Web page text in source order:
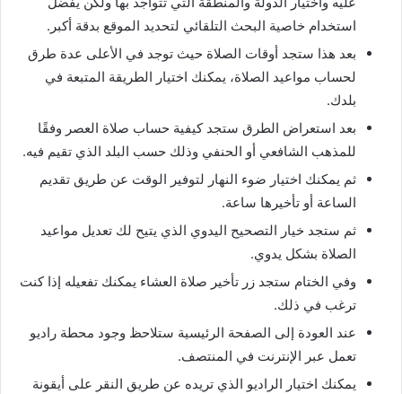
استخدام خاصية البحث التلقائي لتحديد الموقع بدقة أكبر.
بعد هذا ستجد أوقات الصلاة حيث توجد في الأعلى عدة طرق
لحساب مواعيد الصلاة، يمكنك اختيار الطريقة المتبعة في
بلدك.
بعد استعراض الطرق ستجد كيفية حساب صلاة العصر وفقًا
للمذهب الشافعي أو الحنفي وذلك حسب البلد الذي تقيم فيه.
ثم يمكنك اختيار ضوء النهار لتوفير الوقت عن طريق تقديم
الساعة أو تأخيرها ساعة.
ثم ستجد خيار التصحيح اليدوي الذي يتيح لك تعديل مواعيد
الصلاة بشكل يدوي.
وفي الختام ستجد زر تأخير صلاة العشاء يمكنك تفعيله إذا كنت
ترغب في ذلك.
عند العودة إلى الصفحة الرئيسية ستلاحظ وجود محطة راديو
تعمل عبر الإنترنت في المنتصف.
يمكنك اختيار الراديو الذي تريده عن طريق النقر على أيقونة